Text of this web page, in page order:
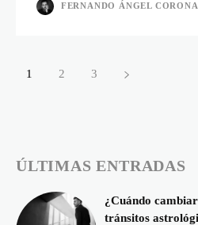
FERNANDO ÁNGEL
1 2 3
ÚLTIMAS ENTRADAS
¿Cuándo
tránsitos